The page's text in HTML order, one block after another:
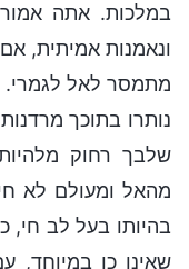
במלכות. אתה
ונאמנות אמיתית,
מתמסר לאל
נותרו בתוכך
שלבך רחוק
מהאל ומעולם לא
בהיותו בעל לב חי,
שאינו כן במיוחד,